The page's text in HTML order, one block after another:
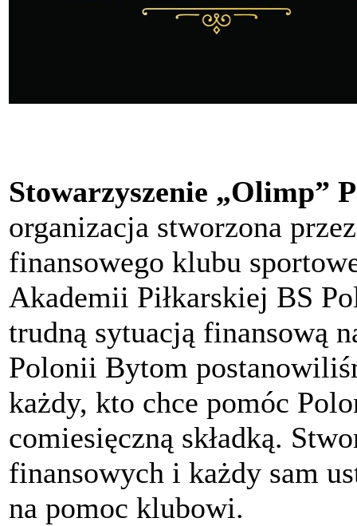
Stowarzyszenie „Olimp”
organizacja stworzona
finansowego klubu
Akademii Piłkarskiej BS
trudną sytuacją finansową
Polonii Bytom
każdy, kto chce pomóc
comiesięczną składką.
finansowych i każdy sam
na pomoc klubowi.